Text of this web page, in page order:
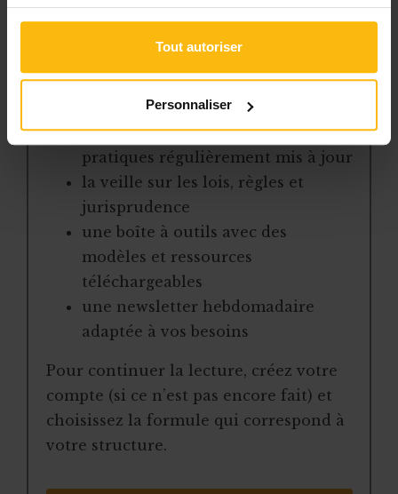
Tout autoriser
Personnaliser
Avec votre abonnement, vous
l’accès libre à l’ensemble des
contenus du site
des articles, dossiers et conseils
pratiques régulièrement mis à jour
la veille sur les lois, règles et
jurisprudence
une boîte à outils avec des
modèles et ressources
téléchargeables
une newsletter hebdomadaire
adaptée à vos besoins
Pour continuer la lecture, créez votre
compte (si ce n’est pas encore fait) et
choisissez la formule qui correspond à
votre structure.